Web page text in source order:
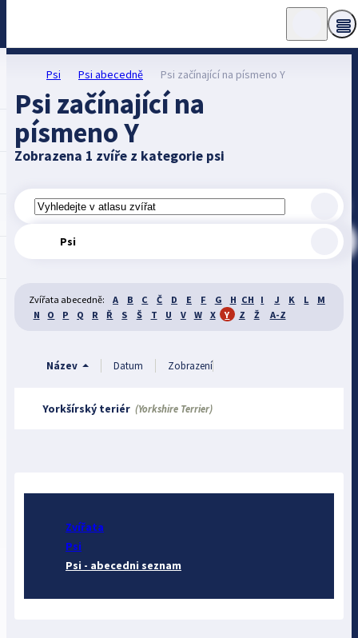
Psi Psi abecedně Psi začínající na písmeno Y
Psi začínající na
písmeno Y
Zobrazena 1 zvíře z kategorie psi
Psi
Zvířata abecedně: A B C Č D E F G H CH I J K L
M
N
O P Q R Ř S Š T U V W X Y Z Ž A-Z
Název Datum Zobrazení
Yorkšírský teriér (Yorkshire Terrier)
Zvířata
Psi
Psi - abecedni seznam